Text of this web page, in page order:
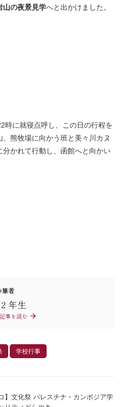
山の夜景見学へと出かけました。
時に就寝点呼し、この日の行程を
熊牧場に向かう班と美々川カヌ
かれて行動し、函館へと向かい
筆者
年生
事を読む
学校行事
】文化祭 パレスチナ・カンボジア学